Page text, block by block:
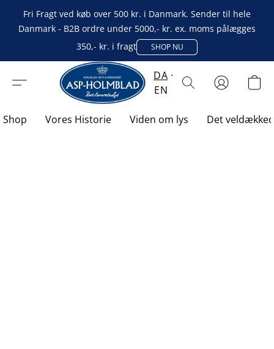
Fri Fragt ved køb over 500 kr. i Danmark. Sender til hele
Danmark - B2B ordre under 5000,- kr. ex. moms pålægges
350,- kr. i fragt
SHOP NU
DA
EN
Shop Vores Historie Viden om lys Det